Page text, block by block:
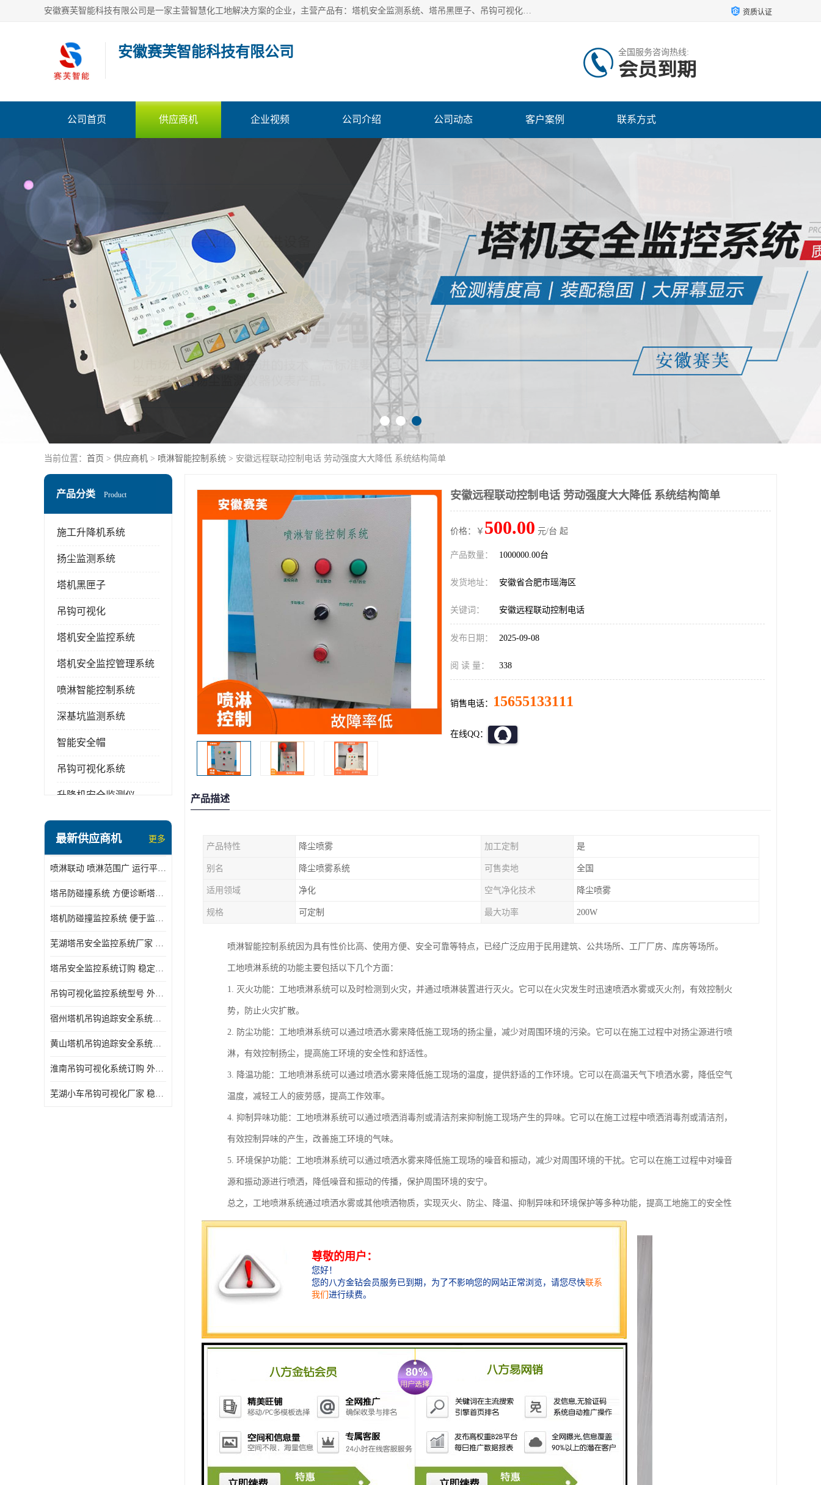
安徽赛芙智能科技有限公司是一家主营智慧化工地解决方案的企业，主营产品有：塔机安全监测系统、塔吊黑匣子、吊钩可视化、吊钩可视化系统、塔机安全监控系统、塔机黑匣子等。创建至今始终关注用户需求，为用户提供有的产品和服务。 资质认证
安徽赛芙智能科技有限公司 全国服务咨询热线:
会员到期
公司首页 供应商机 企业视频 公司介绍 公司动态 客户案例 联系方式
当前位置： 首页 > 供应商机 > 喷淋智能控制系统 > 安徽远程联动控制电话 劳动强度大大降低 系统结构简单
产品分类 Product
施工升降机系统
扬尘监测系统
塔机黑匣子
吊钩可视化
塔机安全监控系统
塔机安全监控管理系统
喷淋智能控制系统
深基坑监测系统
智能安全帽
吊钩可视化系统
升降机安全监测仪
最新供应商机 更多
喷淋联动 喷淋范围广 运行平稳 噪音小
塔吊防碰撞系统 方便诊断塔机状态 自动变焦智能化跟踪
塔机防碰撞监控系统 便于监督和管理 主要应用于塔机的实时监控
芜湖塔吊安全监控系统厂家 外观简洁大方 减少盲吊引发的事故
塔吊安全监控系统订购 稳定性高 结构清晰稳定
吊钩可视化监控系统型号 外观简洁大方 信号稳定 抗干扰性强
宿州塔机吊钩追踪安全系统厂家 提高工作效率 结构清晰稳定
黄山塔机吊钩追踪安全系统价格 可远程查看 减少盲吊引发的事故
淮南吊钩可视化系统订购 外观简洁大方 体积小 占用空间小
芜湖小车吊钩可视化厂家 稳定性高 可视吊装 降低盲吊风险
安徽远程联动控制电话 劳动强度大大降低 系统结构简单
价格：￥ 500.00 元/台 起
产品数量： 1000000.00台
发货地址： 安徽省合肥市瑶海区
关键词： 安徽远程联动控制电话
发布日期： 2025-09-08
阅 读 量： 338
销售电话： 15655133111
在线QQ：
产品描述
产品特性 降尘喷雾 加工定制 是
别名 降尘喷雾系统 可售卖地 全国
适用领域 净化 空气净化技术 降尘喷雾
规格 可定制 最大功率 200W
喷淋智能控制系统因为具有性价比高、使用方便、安全可靠等特点，已经广泛应用于民用建筑、公共场所、工厂厂房、库房等场所。
工地喷淋系统的功能主要包括以下几个方面：
1. 灭火功能：工地喷淋系统可以及时检测到火灾，并通过喷淋装置进行灭火。它可以在火灾发生时迅速喷洒水雾或灭火剂，有效控制火
势，防止火灾扩散。
2. 防尘功能：工地喷淋系统可以通过喷洒水雾来降低施工现场的扬尘量，减少对周围环境的污染。它可以在施工过程中对扬尘源进行喷
淋，有效控制扬尘，提高施工环境的安全性和舒适性。
3. 降温功能：工地喷淋系统可以通过喷洒水雾来降低施工现场的温度，提供舒适的工作环境。它可以在高温天气下喷洒水雾，降低空气
温度，减轻工人的疲劳感，提高工作效率。
4. 抑制异味功能：工地喷淋系统可以通过喷洒消毒剂或清洁剂来抑制施工现场产生的异味。它可以在施工过程中喷洒消毒剂或清洁剂，
有效控制异味的产生，改善施工环境的气味。
5. 环境保护功能：工地喷淋系统可以通过喷洒水雾来降低施工现场的噪音和振动，减少对周围环境的干扰。它可以在施工过程中对噪音
源和振动源进行喷洒，降低噪音和振动的传播，保护周围环境的安宁。
总之，工地喷淋系统通过喷洒水雾或其他喷洒物质，实现灭火、防尘、降温、抑制异味和环境保护等多种功能，提高工地施工的安全性
和环境保护水平。